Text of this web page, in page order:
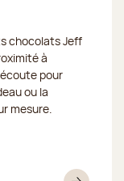
chocolats Jeff
à
pour
ou la
mesure.